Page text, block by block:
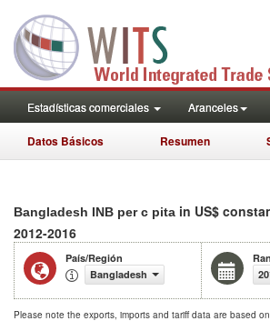
Estadísticas comerciales Aranceles
Datos Básicos Resumen
Bangladesh INB per c pita in US$
2012-2016
País/Región
Bangladesh
Please note the exports, imports and tariff data are based